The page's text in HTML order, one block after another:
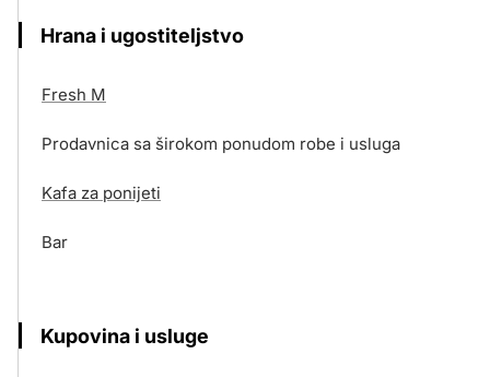
Hrana i ugostiteljstvo
Fresh M
Prodavnica sa širokom ponudom robe i usluga
Kafa za ponijeti
Bar
Kupovina i usluge